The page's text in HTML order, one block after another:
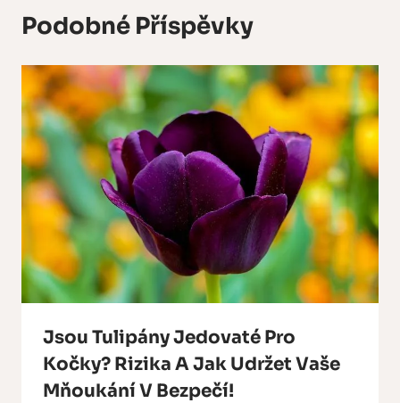
Podobné Příspěvky
Jsou Tulipány Jedovaté Pro
Kočky? Rizika A Jak Udržet Vaše
Mňoukání V Bezpečí!